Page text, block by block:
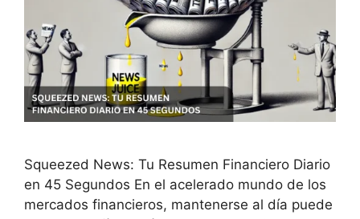
Squeezed News: Tu Resumen Financiero Diario
en 45 Segundos En el acelerado mundo de los
mercados financieros, mantenerse al día puede